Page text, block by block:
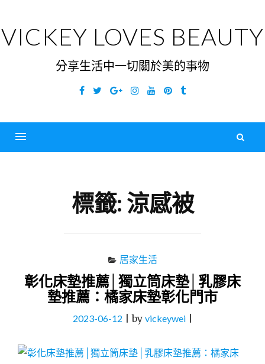
content
VICKEY LOVES BEAUTY
分享生活中一切關於美的事物
Facebook
TwitterGoogleInstagramYouTubePinterest
Tumblr
標籤: 涼感被
居家生活
彰化床墊推薦│獨立筒床墊│乳膠床
墊推薦：橘家床墊彰化門市
2023-06-12|by vickeywei|